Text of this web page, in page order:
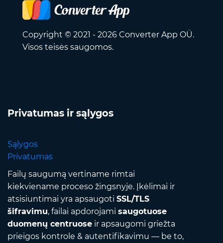
Copyright © 2021 - 2026 Converter App OÜ.
Visos teisės saugomos.
Privatumas ir sąlygos
Sąlygos
Privatumas
Failų saugumą vertiname rimtai
kiekviename proceso žingsnyje. Įkėlimai ir
atsisiuntimai yra apsaugoti SSL/TLS
šifravimu, failai apdorojami saugotuose
duomenų centruose ir apsaugomi griežta
prieigos kontrole & autentifikavimu — be to,